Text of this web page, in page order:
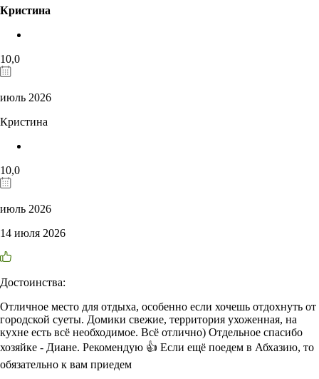
Кристина
10,0
июль 2026
Кристина
10,0
июль 2026
14 июля 2026
Достоинства:
Отличное место для отдыха, особенно если хочешь отдохнуть от
городской суеты. Домики свежие, территория ухоженная, на
кухне есть всё необходимое. Всё отлично) Отдельное спасибо
хозяйке - Диане. Рекомендую 👍 Если ещё поедем в Абхазию, то
обязательно к вам приедем